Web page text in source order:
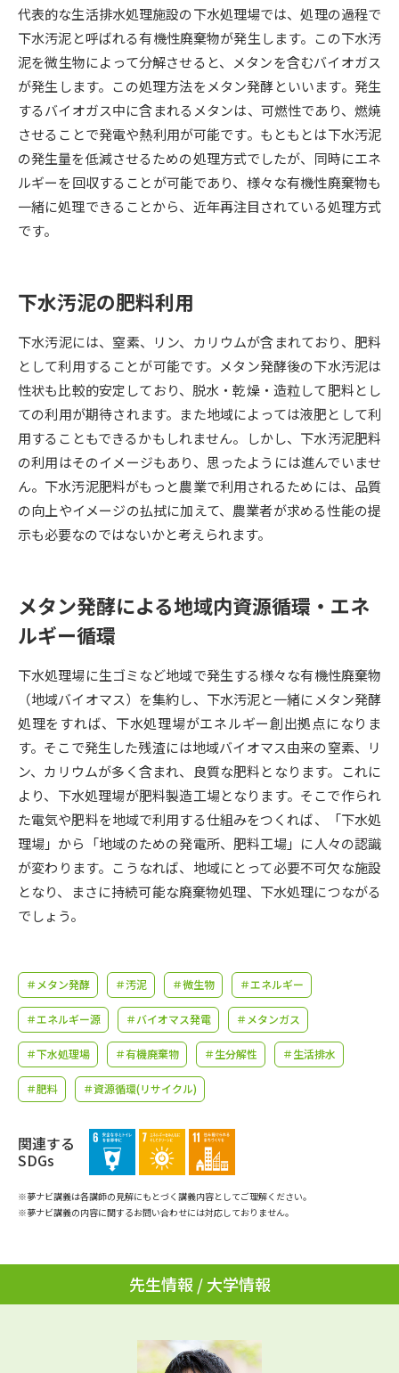
大学研究 大学検索
大学で学べる内容や特徴を調べる
新増設大学・学部・学科特集
国際・グローバルに強い大学特
データサイエンス特集 奨学金・特待生制度特集
新学年スタート号特集ページ
SELFBRAND特集ページ
オープンキャンパスなどを調べる
オープンキャンパス検索 実施プログラムから探す
来場型・Web型イベント特集 夢ナビライブ
志望校・出願校を調べる
併願校選び 受験スケジュールを立てよう
先輩が入学を決めた理由 テレメール全国一斉進学調査
新生活お役立ちガイド
学問発見 学問検索
学問のミニ講義「夢ナビ講義」 学問分野解説
学問の教科書 夢ナビライブ
ユーザーサポート
Ｑ＆Ａ よくあるご質問 大学進学IDについて
資料の料金の
受付内容・発送状況の確認
テレメール
テレメール進学カタログ
訂正のご案内
代表的な生活排水処理施設の下水処理場では、処理の過程で
下水汚泥と呼ばれる有機性廃棄物が発生します。この下水汚
泥を微生物によって分解させると、メタンを含むバイオガス
が発生します。この処理方法をメタン発酵といいます。発生
するバイオガス中に含まれるメタンは、可燃性であり、燃焼
させることで発電や熱利用が可能です。もともとは下水汚泥
の発生量を低減させるための処理方式でしたが、同時にエネ
ルギーを回収することが可能であり、様々な有機性廃棄物も
一緒に処理できることから、近年再注目されている処理方式
です。
下水汚泥の肥料利用
下水汚泥には、窒素、リン、カリウムが含まれており、肥料
として利用することが可能です。メタン発酵後の下水汚泥は
性状も比較的安定しており、脱水・乾燥・造粒して肥料とし
ての利用が期待されます。また地域によっては液肥として利
用することもできるかもしれません。しかし、下水汚泥肥料
の利用はそのイメージもあり、思ったようには進んでいませ
ん。下水汚泥肥料がもっと農業で利用されるためには、品質
の向上やイメージの払拭に加えて、農業者が求める性能の提
示も必要なのではないかと考えられます。
メタン発酵による地域内資源循環・エネ
ルギー循環
下水処理場に生ゴミなど地域で発生する様々な有機性廃棄物
（地域バイオマス）を集約し、下水汚泥と一緒にメタン発酵
処理をすれば、下水処理場がエネルギー創出拠点になりま
す。そこで発生した残渣には地域バイオマス由来の窒素、リ
ン、カリウムが多く含まれ、良質な肥料となります。これに
より、下水処理場が肥料製造工場となります。そこで作られ
た電気や肥料を地域で利用する仕組みをつくれば、「下水処
理場」から「地域のための発電所、肥料工場」に人々の認識
が変わります。こうなれば、地域にとって必要不可欠な施設
となり、まさに持続可能な廃棄物処理、下水処理につながる
でしょう。
＃メタン発酵 ＃汚泥 ＃微生物 ＃エネルギー
＃エネルギー源 ＃バイオマス発電 ＃メタンガス
＃下水処理場 ＃有機廃棄物 ＃生分解性 ＃生活排水
＃肥料 ＃資源循環(リサイクル)
関連する
SDGs
※夢ナビ講義は各講師の見解にもとづく講義内容としてご理解ください。
※夢ナビ講義の内容に関するお問い合わせには対応しておりません。
先生情報 / 大学情報